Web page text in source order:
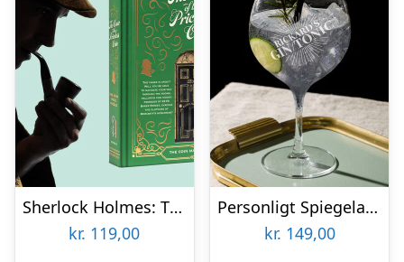
Sherlock Holmes: The Case of the Priceless Coin
kr. 119,00
Personligt Spiegelau Drinkglas med Gravering – Egen Tekst
kr. 149,00